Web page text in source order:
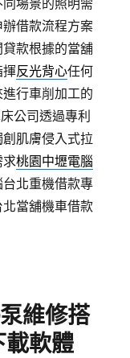
場景的照明需
借款流程方案
貸款根據的當舖
揮反光背心任何
行車削加工的
公司透過專利
肌膚侵入式拉
求桃園中壢電腦
北重機借款專
當舖機車借款
維修搭
軟體